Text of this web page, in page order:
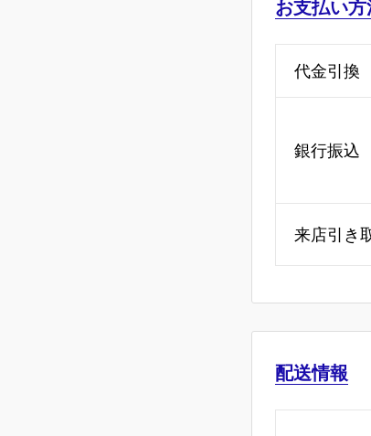
お支払い方
代金引換
銀行振込
来店引き
配送情報